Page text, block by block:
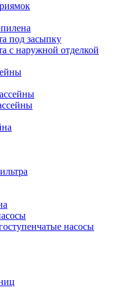
под засыпку
с наружной отделкой
насосы